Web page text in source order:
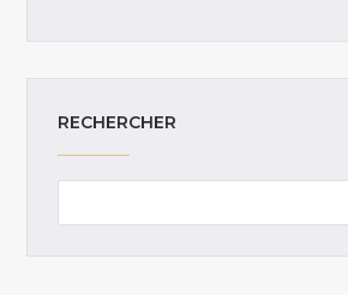
RECHERCHER